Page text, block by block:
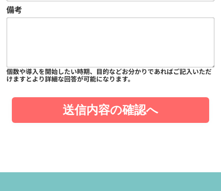
備考
個数や導入を開始したい時期、目的などお分かりであればご記入いただ
けますとより詳細な回答が可能になります。
送信内容の確認へ